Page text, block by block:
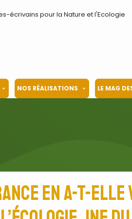
écrivains pour la Nature et l'Ecologie
NOS RÉALISATIONS LE MAG
en a-t-elle